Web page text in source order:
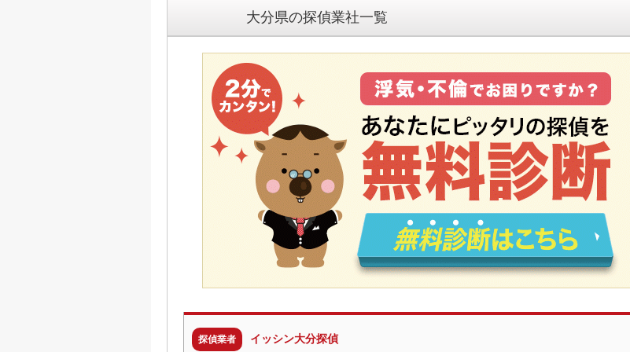
大分県の探偵業社一覧
探偵業者 イッシン大分探偵